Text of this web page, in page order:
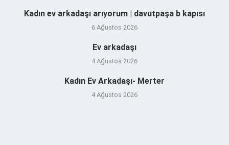
Kadın ev arkadaşı arıyorum | davutpaşa b kapısı
6 Ağustos 2026
Ev arkadaşı
4 Ağustos 2026
Kadın Ev Arkadaşı- Merter
4 Ağustos 2026